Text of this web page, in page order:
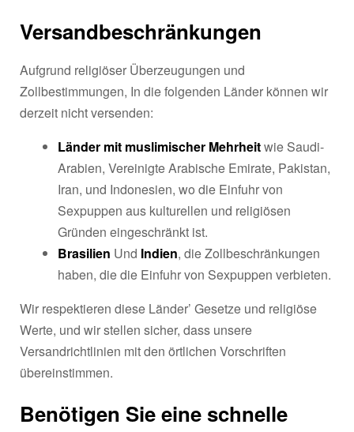
Versandbeschränkungen
Aufgrund religiöser Überzeugungen und
Zollbestimmungen, In die folgenden Länder können wir
derzeit nicht versenden:
Länder mit muslimischer Mehrheitwie Saudi-
Arabien, Vereinigte Arabische Emirate, Pakistan,
Iran, und Indonesien, wo die Einfuhr von
Sexpuppen aus kulturellen und religiösen
Gründen eingeschränkt ist.
Brasilien Und Indien, die Zollbeschränkungen
haben, die die Einfuhr von Sexpuppen verbieten.
Wir respektieren diese Länder’ Gesetze und religiöse
Werte, und wir stellen sicher, dass unsere
Versandrichtlinien mit den örtlichen Vorschriften
übereinstimmen.
Benötigen Sie eine schnelle